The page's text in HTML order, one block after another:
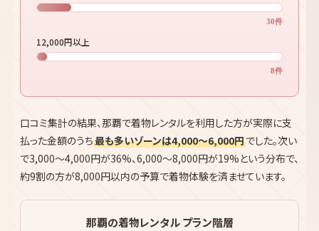
30件
12,000円以上
8件
口コミ集計の結果、那覇で着物レンタルを利用した方が実際に支
払った金額のうち最も多いゾーンは4,000〜6,000円でした。次い
で3,000〜4,000円が36%、6,000〜8,000円が19%という分布で、
約9割の方が8,000円以内の予算で着物体験を済ませています。
那覇の着物レンタル プラン階層